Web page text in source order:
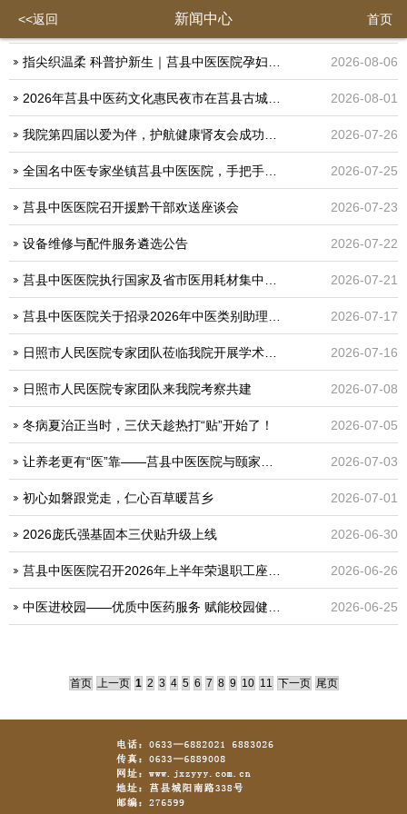
<<返回 新闻中心 首页
2026-08-06
2026-08-01
2026-07-26
2026-07-25
莒县中医医院召开援黔干部欢送座谈会 2026-07-23
设备维修与配件服务遴选公告 2026-07-22
2026-07-21
2026-07-17
2026-07-16
日照市人民医院专家团队来我院考察共建 2026-07-08
冬病夏治正当时，三伏天趁热打“贴”开始了！ 2026-07-05
2026-07-03
初心如磐跟党走，仁心百草暖莒乡 2026-07-01
2026庞氏强基固本三伏贴升级上线 2026-06-30
2026-06-26
2026-06-25
首页 上一页 1 2 3 4 5 6 7 8 9 10 11 下一页 尾页